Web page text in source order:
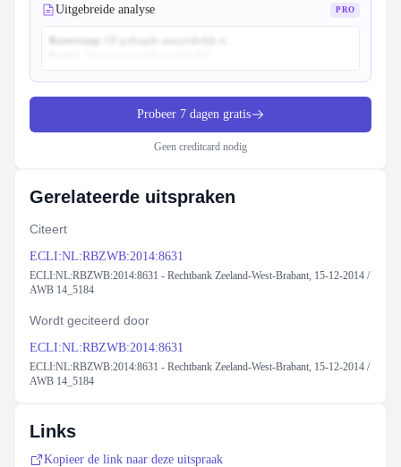
Uitgebreide analyse PRO
Probeer 7 dagen gratis
Geen creditcard nodig
Gerelateerde uitspraken
Citeert
ECLI:NL:RBZWB:2014:8631
ECLI:NL:RBZWB:2014:8631 - Rechtbank Zeeland-West-Brabant, 15-12-2014 /
AWB 14_5184
Wordt geciteerd door
ECLI:NL:RBZWB:2014:8631
ECLI:NL:RBZWB:2014:8631 - Rechtbank Zeeland-West-Brabant, 15-12-2014 /
AWB 14_5184
Links
Kopieer de link naar deze uitspraak